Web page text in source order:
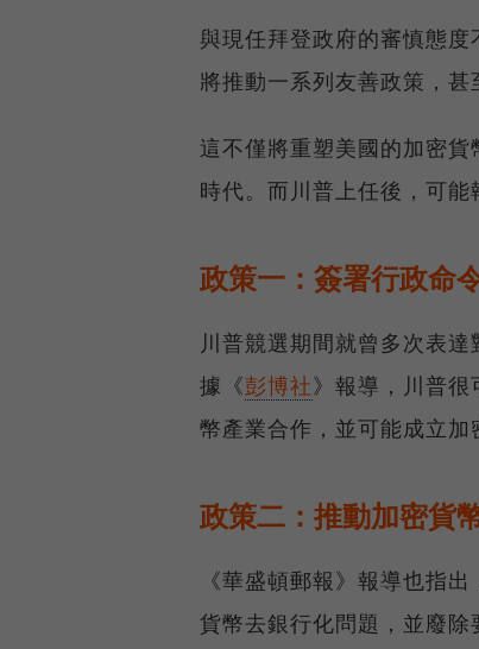
與現任拜登政府的審慎態
將推動一系列友善政策，甚
這不僅將重塑美國的加密
時代。而川普上任後，可能
政策一：簽署行政命
川普競選期間就曾多次表
據《彭博社》報導，川普
幣產業合作，並可能成立加
政策二：推動加密貨
《華盛頓郵報》報導也指
貨幣去銀行化問題，並廢